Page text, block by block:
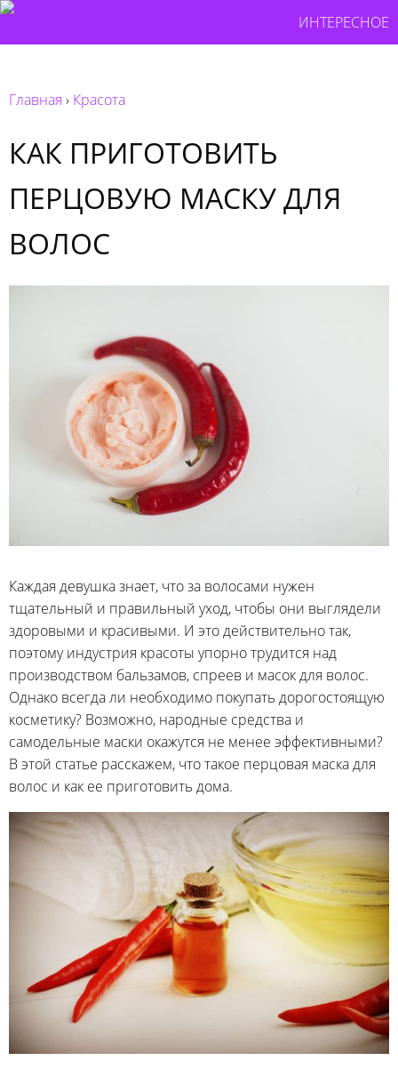
ИНТЕРЕСНОЕ
Главная › Красота
КАК ПРИГОТОВИТЬ
ПЕРЦОВУЮ МАСКУ ДЛЯ
ВОЛОС
Каждая девушка знает, что за волосами нужен
тщательный и правильный уход, чтобы они выглядели
здоровыми и красивыми. И это действительно так,
поэтому индустрия красоты упорно трудится над
производством бальзамов, спреев и масок для волос.
Однако всегда ли необходимо покупать дорогостоящую
косметику? Возможно, народные средства и
самодельные маски окажутся не менее эффективными?
В этой статье расскажем, что такое перцовая маска для
волос и как ее приготовить дома.